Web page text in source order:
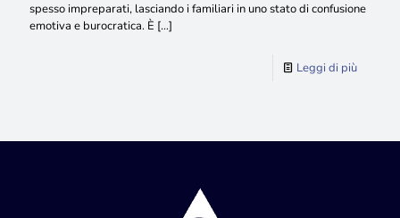
spesso impreparati, lasciando i familiari in uno stato di confusione
emotiva e burocratica. È […]
Leggi di più